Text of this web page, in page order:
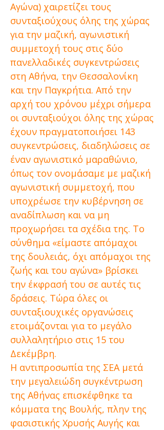
Αγώνα) χαιρετίζει τους
συνταξιούχους όλης της χώρας
για την μαζική, αγωνιστική
συμμετοχή τους στις δύο
πανελλαδικές συγκεντρώσεις
στη Αθήνα, την Θεσσαλονίκη
και την Παγκρήτια. Από την
αρχή του χρόνου μέχρι σήμερα
οι συνταξιούχοι όλης της χώρας
έχουν πραγματοποιήσει 143
συγκεντρώσεις, διαδηλώσεις σε
έναν αγωνιστικό μαραθώνιο,
όπως τον ονομάσαμε με μαζική
αγωνιστική συμμετοχή, που
υποχρέωσε την κυβέρνηση σε
αναδίπλωση και να μη
προχωρήσει τα σχέδια της. Το
σύνθημα «είμαστε απόμαχοι
της δουλειάς, όχι απόμαχοι της
ζωής και του αγώνα» βρίσκει
την έκφρασή του σε αυτές τις
δράσεις. Τώρα όλες οι
συνταξιουχικές οργανώσεις
ετοιμάζονται για το μεγάλο
συλλαλητήριο στις 15 του
Δεκέμβρη.
Η αντιπροσωπία της ΣΕΑ μετά
την μεγαλειώδη συγκέντρωση
της Αθήνας επισκέφθηκε τα
κόμματα της Βουλής, πλην της
φασιστικής Χρυσής Αυγής και